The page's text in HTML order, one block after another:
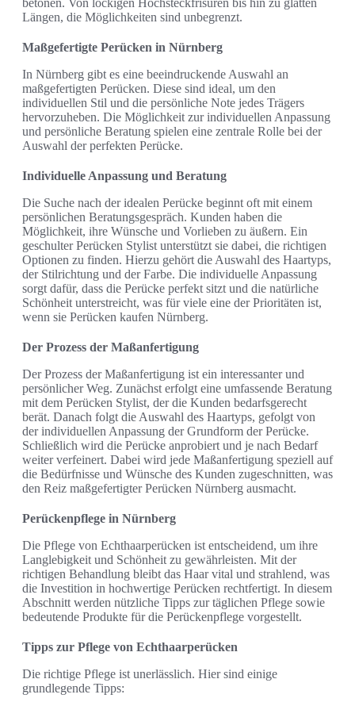
betonen. Von lockigen Hochsteckfrisuren bis hin zu glatten
Längen, die Möglichkeiten sind unbegrenzt.
Maßgefertigte Perücken in Nürnberg
In Nürnberg gibt es eine beeindruckende Auswahl an
maßgefertigten Perücken. Diese sind ideal, um den
individuellen Stil und die persönliche Note jedes Trägers
hervorzuheben. Die Möglichkeit zur individuellen Anpassung
und persönliche Beratung spielen eine zentrale Rolle bei der
Auswahl der perfekten Perücke.
Individuelle Anpassung und Beratung
Die Suche nach der idealen Perücke beginnt oft mit einem
persönlichen Beratungsgespräch. Kunden haben die
Möglichkeit, ihre Wünsche und Vorlieben zu äußern. Ein
geschulter Perücken Stylist unterstützt sie dabei, die richtigen
Optionen zu finden. Hierzu gehört die Auswahl des Haartyps,
der Stilrichtung und der Farbe. Die individuelle Anpassung
sorgt dafür, dass die Perücke perfekt sitzt und die natürliche
Schönheit unterstreicht, was für viele eine der Prioritäten ist,
wenn sie Perücken kaufen Nürnberg.
Der Prozess der Maßanfertigung
Der Prozess der Maßanfertigung ist ein interessanter und
persönlicher Weg. Zunächst erfolgt eine umfassende Beratung
mit dem Perücken Stylist, der die Kunden bedarfsgerecht
berät. Danach folgt die Auswahl des Haartyps, gefolgt von
der individuellen Anpassung der Grundform der Perücke.
Schließlich wird die Perücke anprobiert und je nach Bedarf
weiter verfeinert. Dabei wird jede Maßanfertigung speziell auf
die Bedürfnisse und Wünsche des Kunden zugeschnitten, was
den Reiz maßgefertigter Perücken Nürnberg ausmacht.
Perückenpflege in Nürnberg
Die Pflege von Echthaarperücken ist entscheidend, um ihre
Langlebigkeit und Schönheit zu gewährleisten. Mit der
richtigen Behandlung bleibt das Haar vital und strahlend, was
die Investition in hochwertige Perücken rechtfertigt. In diesem
Abschnitt werden nützliche Tipps zur täglichen Pflege sowie
bedeutende Produkte für die Perückenpflege vorgestellt.
Tipps zur Pflege von Echthaarperücken
Die richtige Pflege ist unerlässlich. Hier sind einige
grundlegende Tipps: